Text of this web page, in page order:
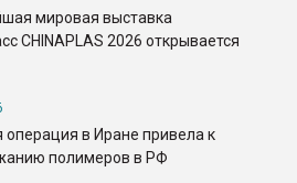
мировая выставка
CHINAPLAS 2026 открывается
операция в Иране привела к
полимеров в РФ